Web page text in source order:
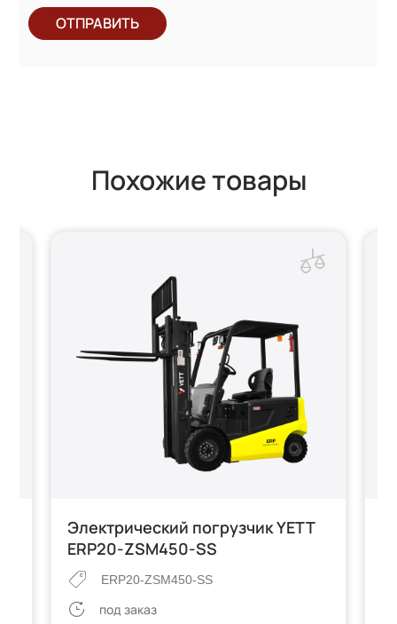
ОТПРАВИТЬ
Похожие товары
Электрический погрузчик YETT
ERP20-ZSM450-SS
ERP20-ZSM450-SS
под заказ